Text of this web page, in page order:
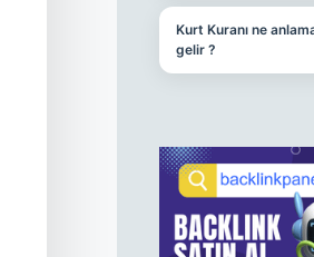
Kurt Kuranı ne
gelir ?